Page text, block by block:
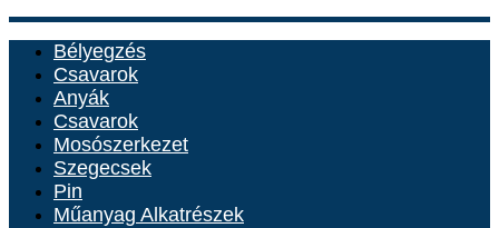
Bélyegzés
Csavarok
Anyák
Csavarok
Mosószerkezet
Szegecsek
Pin
Műanyag Alkatrészek